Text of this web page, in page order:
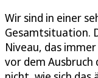
Wir sind in einer
Gesamtsituation.
Niveau, das
vor dem Ausbruch